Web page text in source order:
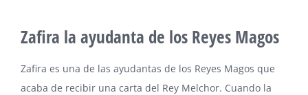
Zafira la ayudanta de los Reyes Magos
Zafira es una de las ayudantas de los Reyes Magos que
acaba de recibir una carta del Rey Melchor. Cuando la